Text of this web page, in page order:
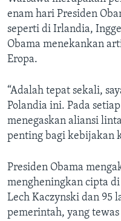
enam hari Presiden
seperti di Irlandia,
Obama menekankan
Eropa.
“Adalah tepat sekali,
Polandia ini. Pada
menegaskan aliansi
penting bagi kebijakan
Presiden Obama
mengheningkan cipta
Lech Kaczynski dan 95
pemerintah, yang